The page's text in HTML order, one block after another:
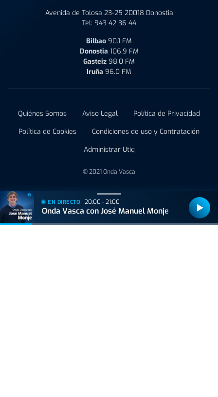
Avenida de Tolosa 23-25 20018 Donostia
Tel: 943 42 36 44
Bilbao 90.1 FM
Donostia 106.9 FM
Gasteiz 98.0 FM
Iruña 96.0 FM
Quiénes Somos Aviso Legal
Política de Privacidad
Política de Cookies
Condiciones de uso y Contratación
Administrar Utiq
© 2021 Onda Vasca
EN DIRECTO 20:00 - 21:00
Onda Vasca con José Manuel Monje